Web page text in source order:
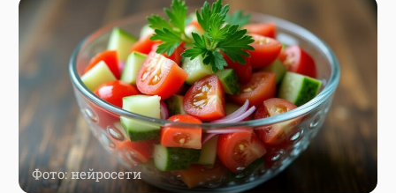
Фото: нейросети